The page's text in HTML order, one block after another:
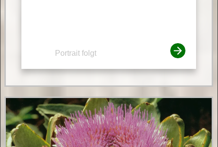
Portrait folgt